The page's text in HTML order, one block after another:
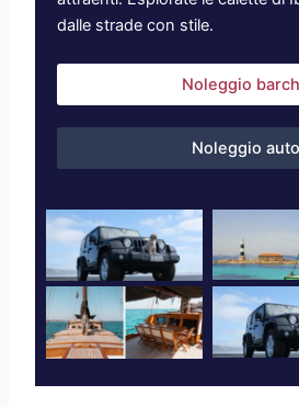
dalle strade con stile.
Noleggio
Noleggio auto